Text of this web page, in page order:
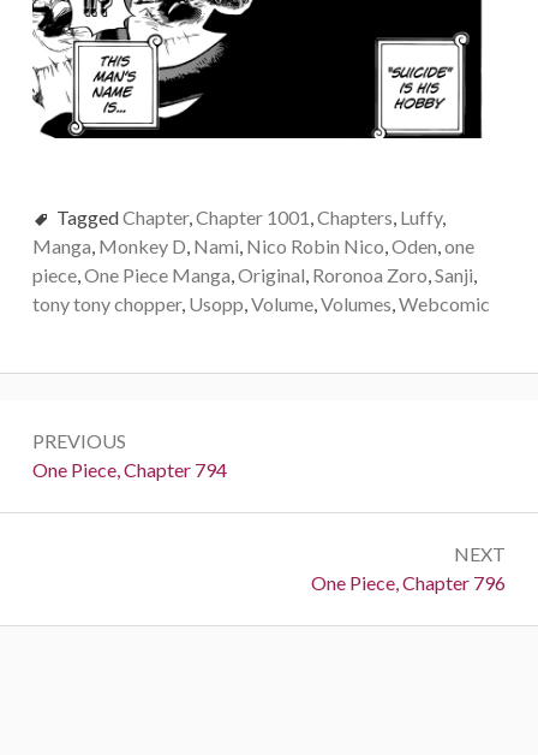
TaggedChapter,Chapter 1001,Chapters, Luffy,
Manga, Monkey D, Nami, Nico Robin Nico,Oden,one
piece,One Piece Manga,Original, Roronoa Zoro,Sanji,
tony tony chopper, Usopp,Volume,Volumes,Webcomic
navigation
PREVIOUS
Previous:
One Piece, Chapter 794
NEXT
Next:
One Piece, Chapter 796